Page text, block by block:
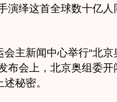
演绎这首全球数十亿
新闻中心举行“北京
布会上，北京奥组委
秘密。